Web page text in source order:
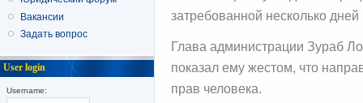
затребованной несколько
Глава администрации Зураб
показал ему жестом, что
прав человека.
Вакансии
Задать вопрос
User login
Username: